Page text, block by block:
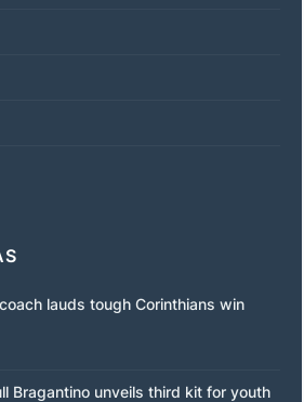
coach lauds tough Corinthians win
Bragantino unveils third kit for youth